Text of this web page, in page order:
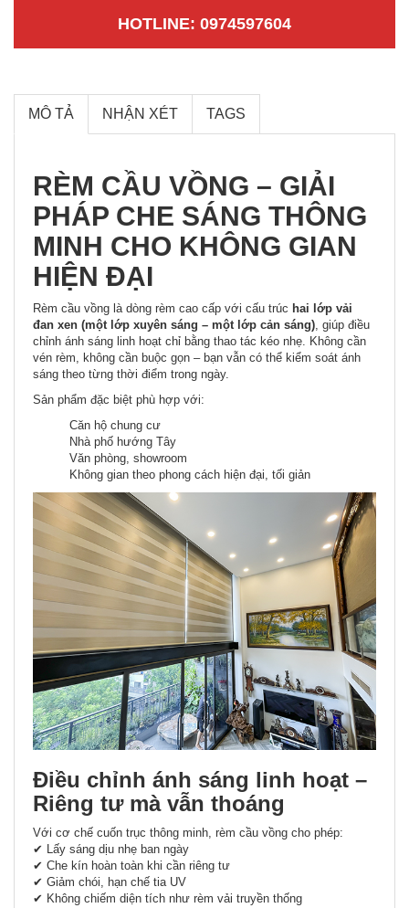
HOTLINE: 0974597604
MÔ TẢ NHẬN XÉT TAGS
RÈM CẦU VỒNG – GIẢI
PHÁP CHE SÁNG THÔNG
MINH CHO KHÔNG GIAN
HIỆN ĐẠI
Rèm cầu vồng là dòng rèm cao cấp với cấu trúc hai lớp vải
đan xen (một lớp xuyên sáng – một lớp cản sáng), giúp điều
chỉnh ánh sáng linh hoạt chỉ bằng thao tác kéo nhẹ. Không cần
vén rèm, không cần buộc gọn – bạn vẫn có thể kiểm soát ánh
sáng theo từng thời điểm trong ngày.
Sản phẩm đặc biệt phù hợp với:
Căn hộ chung cư
Nhà phố hướng Tây
Văn phòng, showroom
Không gian theo phong cách hiện đại, tối giản
Điều chỉnh ánh sáng linh hoạt –
Riêng tư mà vẫn thoáng
Với cơ chế cuốn trục thông minh, rèm cầu vồng cho phép:
✔ Lấy sáng dịu nhẹ ban ngày
✔ Che kín hoàn toàn khi cần riêng tư
✔ Giảm chói, hạn chế tia UV
✔ Không chiếm diện tích như rèm vải truyền thống